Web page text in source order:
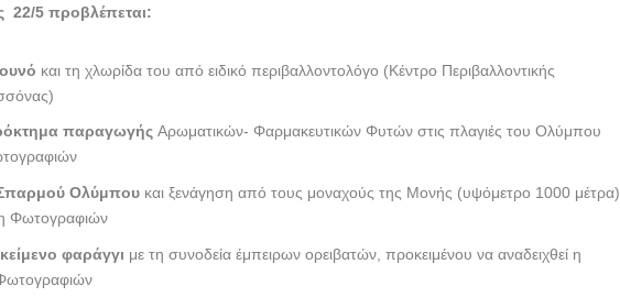
22/5 προβλέπεται:
και τη χλωρίδα του από ειδικό περιβαλλοντολόγο (Κέντρο Περιβαλλοντικής
παραγωγήςΑρωματικών- Φαρμακευτικών Φυτών στις πλαγιές του Ολύμπου
Ολύμπου και ξενάγηση από τους μοναχούς της Μονής (υψόμετρο 1000 μέτρα)
Φωτογραφιών
φαράγγι με τη συνοδεία έμπειρων ορειβατών, προκειμένου να αναδειχθεί η